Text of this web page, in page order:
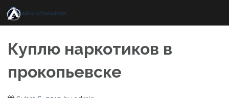
content
Куплю наркотиков в
прокопьевске